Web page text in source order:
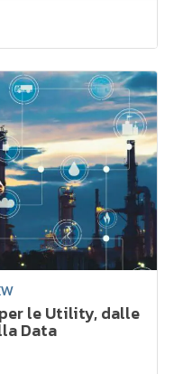
le Utility, dalle
Data